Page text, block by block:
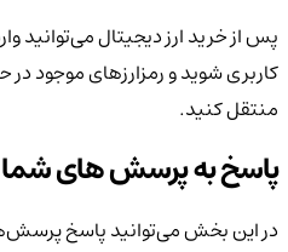
پس از خرید ارز دیجیتال می‌توانید
کاربری شوید و رمزارزهای موجود
منتقل کنید.
پاسخ به پرسش های شما
در این بخش می‌توانید پاسخ